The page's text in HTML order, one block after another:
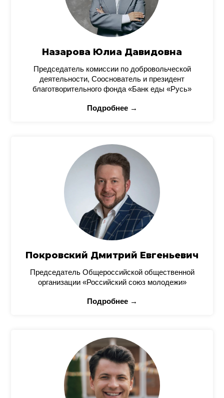
Назарова Юлиа Давидовна
Председатель комиссии по добровольческой
деятельности, Сооснователь и президент
благотворительного фонда «Банк еды «Русь»
Подробнее →
Покровский Дмитрий Евгеньевич
Председатель Общероссийской общественной
организации «Российский союз молодежи»
Подробнее →